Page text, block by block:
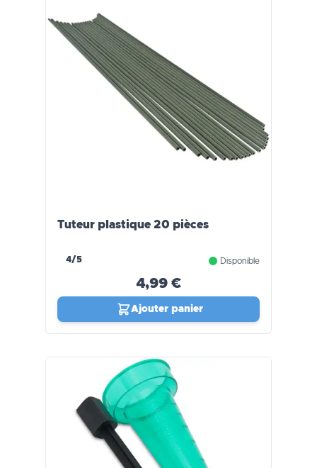
Tuteur plastique 20 pièces
4/5 Disponible
4,99 €
Ajouter panier